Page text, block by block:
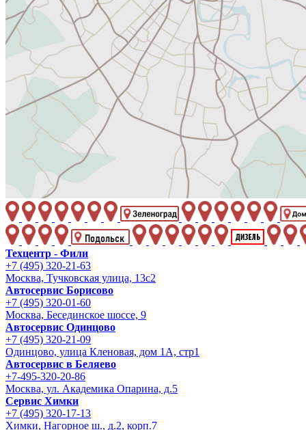
Техцентр - Фили
+7 (495) 320-21-63
Москва, Тучковская улица, 13с2
Автосервис Борисово
+7 (495) 320-01-60
Москва, Бесединское шоссе, 9
Автосервис Одинцово
+7 (495) 320-21-09
Одинцово, улица Кленовая, дом 1А, стр1
Автосервис в Беляево
+7-495-320-20-86
Москва, ул. Академика Опарина, д.5
Сервис Химки
+7 (495) 320-17-13
Химки, Нагорное ш., д.2, корп.7